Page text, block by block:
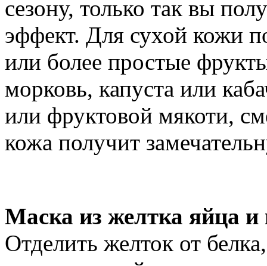
сезону, только так вы
эффект. Для сухой кожи
или более простые
морковь, капуста или
или фруктовой мякоти,
кожа получит
Маска из желтка яйца и
Отделить желток от